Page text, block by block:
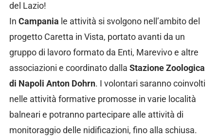
del Lazio!
In Campania le attività si svolgono nell’ambito del
progetto Caretta in Vista, portato avanti da un
gruppo di lavoro formato da Enti, Marevivo e altre
associazioni e coordinato dalla Stazione Zoologica
di Napoli Anton Dohrn. I volontari saranno coinvolti
nelle attività formative promosse in varie località
balneari e potranno partecipare alle attività di
monitoraggio delle nidificazioni, fino alla schiusa.